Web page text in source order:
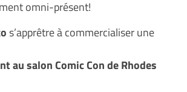
omni-présent!
s’apprêtre à commercialiser une
au salon Comic Con de Rhodes